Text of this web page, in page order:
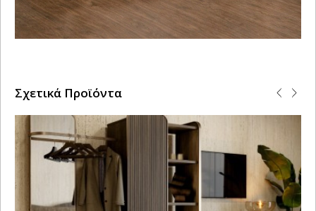
Σχετικά Προϊόντα